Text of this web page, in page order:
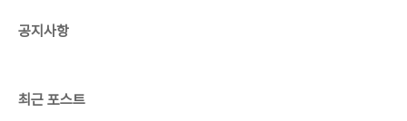
공지사항
최근 포스트